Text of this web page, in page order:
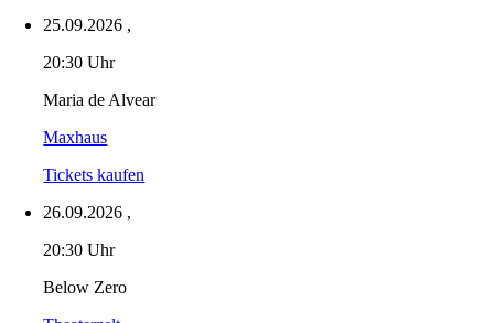
25.09.2026 ,
20:30 Uhr
Maria de Alvear
Maxhaus
Tickets kaufen
26.09.2026 ,
20:30 Uhr
Below Zero